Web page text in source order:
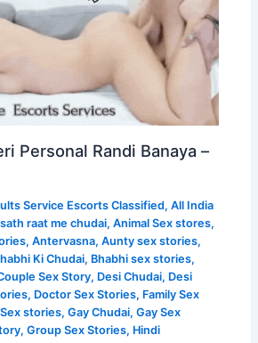
Personal Randi Banaya –
Service Escorts Classified,All India
raat me chudai,Animal Sex stores,
,Antervasna,Aunty sex stories,
Ki Chudai, Bhabhi sex stories,
Sex Story, Desi Chudai, Desi
, Doctor Sex Stories, Family Sex
stories,Gay Chudai,Gay Sex
,Group Sex Stories, Hindi